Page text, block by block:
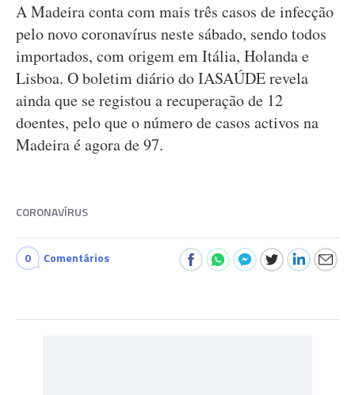
A Madeira conta com mais três casos de infecção
pelo novo coronavírus neste sábado, sendo todos
importados, com origem em Itália, Holanda e
Lisboa. O boletim diário do IASAÚDE revela
ainda que se registou a recuperação de 12
doentes, pelo que o número de casos activos na
Madeira é agora de 97.
CORONAVÍRUS
0 Comentários